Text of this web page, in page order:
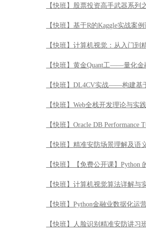
【快班】Web全栈开发理论与实践
【快班】Oracle DB Performance
【快班】精准安防场景理解及语
【快班】【免费公开课】Python
【快班】计算机视觉算法详解与
【快班】Python金融业数据化运营
【快班】人脸识别精准安防讲习
【快班】Oracle SQL Tuning（DSI
【快班】人脸识别90天速成特训
【快班】Python3入门到精通实战
【快班】基于软件学习数据挖掘
【快班】股票投资基础之技术分